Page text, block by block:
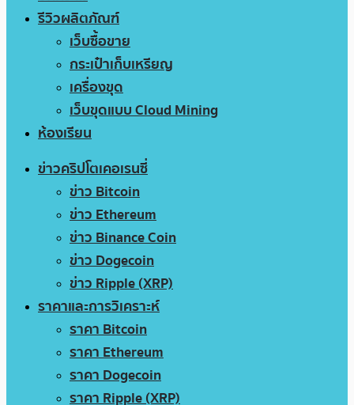
รีวิวผลิตภัณฑ์
เว็บซื้อขาย
กระเป๋าเก็บเหรียญ
เครื่องขุด
เว็บขุดแบบ Cloud Mining
ห้องเรียน
ข่าวคริปโตเคอเรนซี่
ข่าว Bitcoin
ข่าว Ethereum
ข่าว Binance Coin
ข่าว Dogecoin
ข่าว Ripple (XRP)
ราคาและการวิเคราะห์
ราคา Bitcoin
ราคา Ethereum
ราคา Dogecoin
ราคา Ripple (XRP)